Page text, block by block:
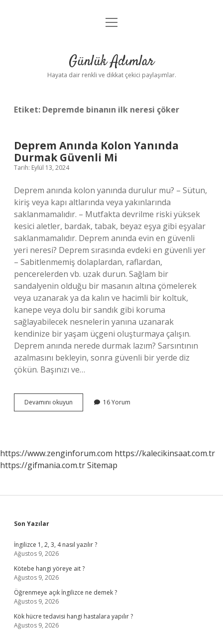
Anasayfa
Yasal Uyarı
menüyü
Günlük Adımlar
Hayata dair renkli ve dikkat çekici paylaşımlar.
Etiket: Depremde binanın ilk neresi çöker
Deprem Anında Kolon Yanında
Durmak Güvenli Mi
Tarih: Eylül 13, 2024
Deprem anında kolon yanında durulur mu? – Sütun,
kiriş veya kapı altlarında veya yakınlarında
saklanmamalıdır. – Mutfakta devrilme riski yüksek
kesici aletler, bardak, tabak, beyaz eşya gibi eşyalar
saklanmamalıdır. Deprem anında evin en güvenli
yeri neresi? Deprem sırasında evdeki en güvenli yer
– Sabitlenmemiş dolaplardan, raflardan,
pencerelerden vb. uzak durun. Sağlam bir
sandalyenin olduğu bir masanın altına çömelerek
veya uzanarak ya da kalın ve hacimli bir koltuk,
kanepe veya dolu bir sandık gibi koruma
sağlayabilecek nesnelerin yanına uzanarak
kendinize bir yaşam üçgeni oluşturmaya çalışın.
Deprem anında nerede durmak lazım? Sarsıntının
azalmasını bekleyin, sonra güvenli bir yerde diz
çökün. Başınızı ve…
Devamını okuyun Deprem
Anında
Mi
16 Yorum
https://www.zenginforum.com https://kalecikinsaat.com.tr
https://gifmania.com.trSitemap
Sidebar
Son Yazılar
İngilizce 1, 2, 3, 4 nasıl yazılır ?
Ağustos 9, 2026
Kötebe hangi yöreye ait ?
Ağustos 9, 2026
Öğrenmeye açık İngilizce ne demek ?
Ağustos 9, 2026
Kök hücre tedavisi hangi hastalara yapılır ?
Ağustos 9, 2026